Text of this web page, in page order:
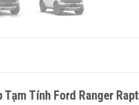
Tạm Tính Ford Ranger